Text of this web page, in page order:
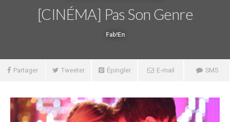
[CINÉMA] Pas Son Genre
Fab!en
Partager Tweeter Épingler E-mail SMS